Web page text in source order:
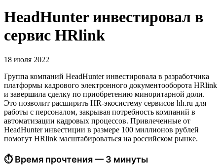
HeadHunter инвестировал в
сервис HRlink
18 июля 2022
Группа компаний HeadHunter инвестировала в разработчика
платформы кадрового электронного документооборота HRlink
и завершила сделку по приобретению миноритарной доли.
Это позволит расширить HR-экосистему сервисов hh.ru для
работы с персоналом, закрывая потребность компаний в
автоматизации кадровых процессов. Привлеченные от
HeadHunter инвестиции в размере 100 миллионов рублей
помогут HRlink масштабироваться на российском рынке.
⏱ Время прочтения — 3 минуты